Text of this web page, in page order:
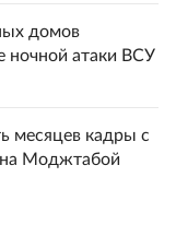
домов
ночной атаки ВСУ
месяцев кадры с
Моджтабой